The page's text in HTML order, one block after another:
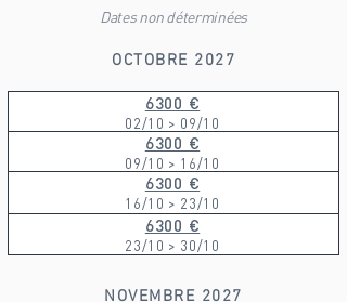
Dates non déterminées
OCTOBRE 2027
6300 €
02/10 > 09/10
6300 €
09/10 > 16/10
6300 €
16/10 > 23/10
6300 €
23/10 > 30/10
NOVEMBRE 2027